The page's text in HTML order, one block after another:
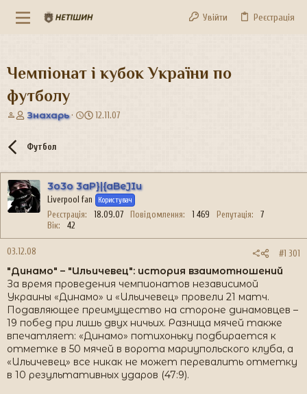
Увійти Реєстрація
Чемпіонат і кубок України по
футболу
А
о
т
е
м
и
Знахарь
Д
т
в
о
р
н
12.11.07
Футбол
3o3o 3aP}|{aBeJIu
Liverpool fan Користувач
Реєстрація 18.09.07 Повідомлення 1 469 Репутація
7
Вік
42
03.12.08 #1 301
"Динамо" – "Ильичевец": история взаимотношений
За время проведения чемпионатов независимой
Украины «Динамо» и «Ильичевец» провели 21 матч.
Подавляющее преимущество на стороне динамовцев –
19 побед при лишь двух ничьих. Разница мячей также
впечатляет: «Динамо» потихоньку подбирается к
отметке в 50 мячей в ворота мариупольского клуба, а
«Ильичевец» все никак не может перевалить отметку
в 10 результативных ударов (47:9).